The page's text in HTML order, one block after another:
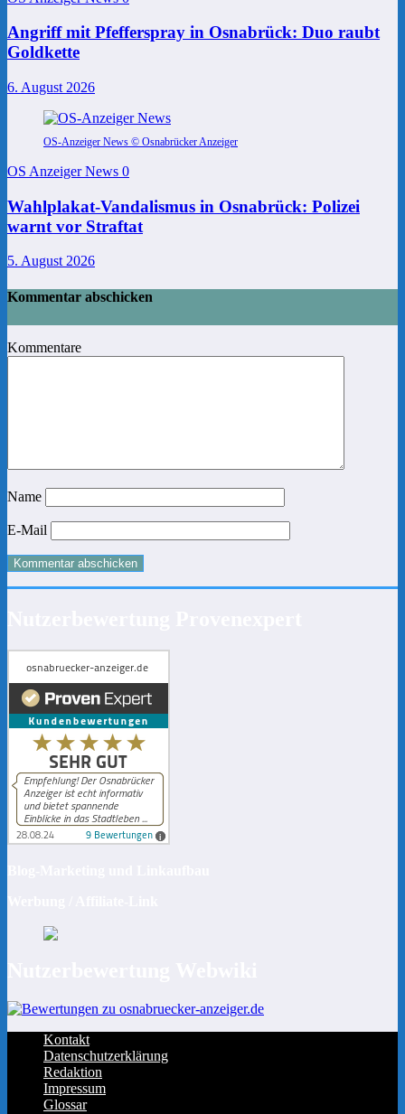
Angriff mit Pfefferspray in Osnabrück: Duo raubt
Goldkette
6. August 2026
OS-Anzeiger News © Osnabrücker Anzeiger
OS Anzeiger News 0
Wahlplakat-Vandalismus in Osnabrück: Polizei
warnt vor Straftat
5. August 2026
Kommentar abschicken
Kommentare
Name
E-Mail
Kontakt
Datenschutzerklärung
Redaktion
Impressum
Glossar